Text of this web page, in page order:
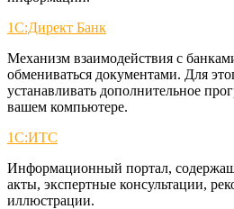
1С:Директ Банк
Механизм взаимодействия с
обмениваться документами. Для
устанавливать дополнительное
вашем компьютере.
1С:ИТС
Информационный портал,
акты, экспертные консультации,
иллюстрации.